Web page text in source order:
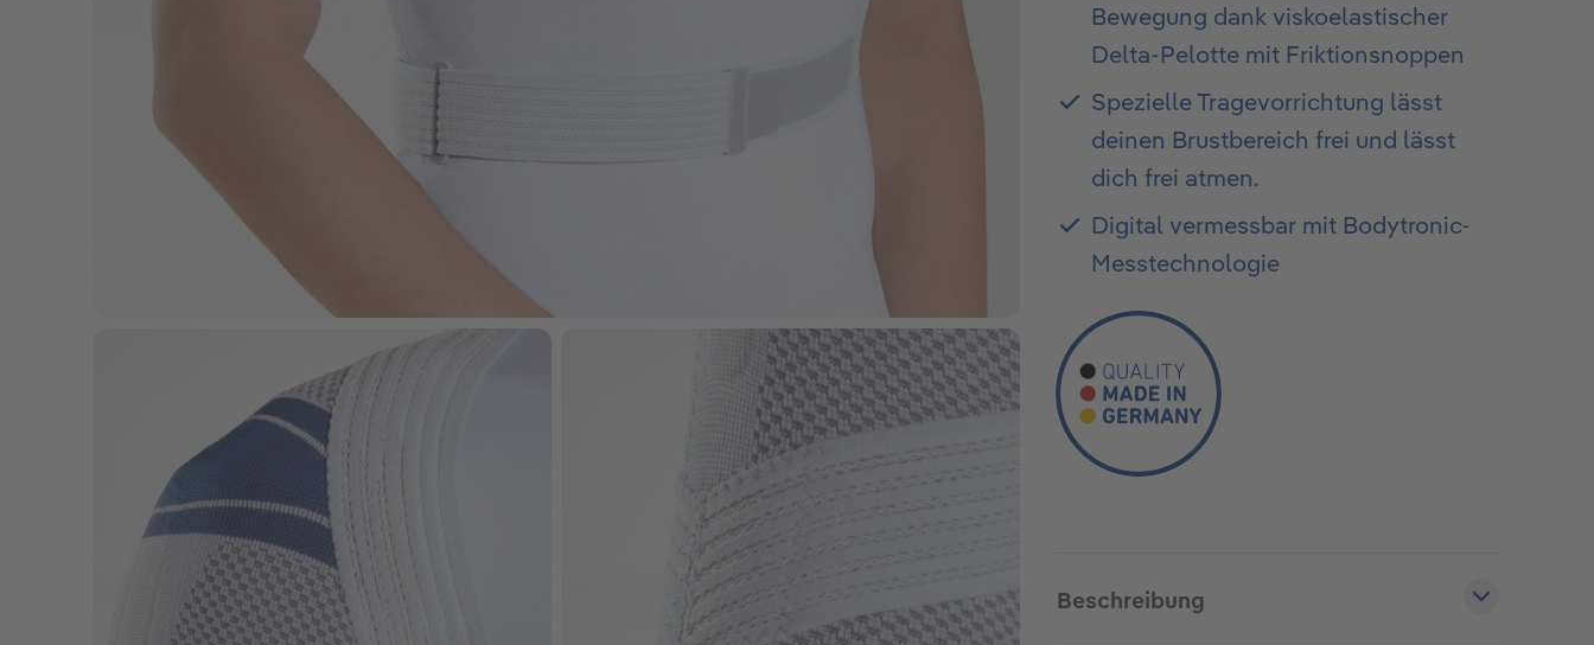
Bewegung dank viskoelastischer
Delta-Pelotte mit Friktionsnoppen
Spezielle Tragevorrichtung lässt
deinen Brustbereich frei und lässt
dich frei atmen.
Digital vermessbar mit Bodytronic-
Messtechnologie
Beschreibung